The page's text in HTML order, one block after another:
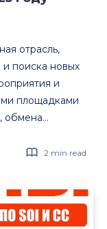
отрасль,
поиска новых
и
площадками
обмена…
2 min read